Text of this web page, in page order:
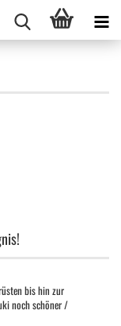
bis hin zur
noch schöner /